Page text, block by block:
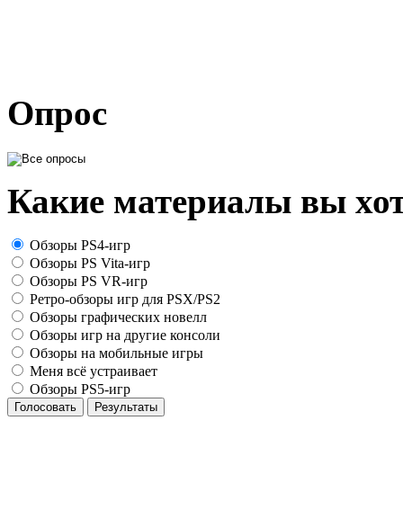
Опрос
Какие материалы вы
Обзоры PS4-игр
Обзоры PS Vita-игр
Обзоры PS VR-игр
Ретро-обзоры игр для PSX/PS2
Обзоры графических новелл
Обзоры игр на другие консоли
Обзоры на мобильные игры
Меня всё устраивает
Обзоры PS5-игр
Голосовать Результаты